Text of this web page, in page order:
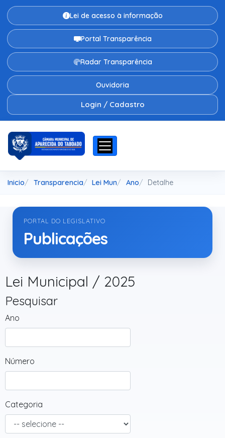
Lei de acesso à informação
Portal Transparência
Radar Transparência
Ouvidoria
Login / Cadastro
Inicio Transparencia Lei Mun Ano Detalhe
PORTAL DO LEGISLATIVO
Publicações
Lei Municipal / 2025
Pesquisar
Ano
Número
Categoria